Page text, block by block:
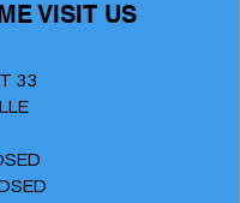
VISIT US
33